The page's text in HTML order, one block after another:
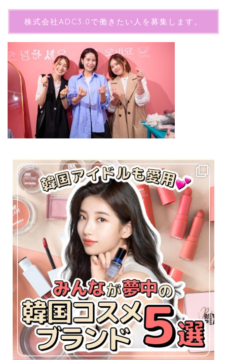
株式会社ADC3.0で働きたい人を募集します。